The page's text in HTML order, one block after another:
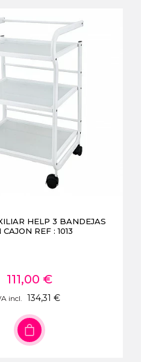
HELP 3 BANDEJAS
CAJON REF : 1013
111,00 €
incl. 134,31 €